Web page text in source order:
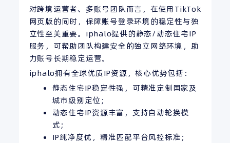
对跨境运营者、多账号团队而言，在使用TikTok
网页版的同时，保障账号登录环境的稳定性与独
立性至关重要。iphalo提供的静态/动态住宅IP
服务，可帮助团队构建安全的独立网络环境，助
力账号长期稳定运营。
iphalo拥有全球优质IP资源，核心优势包括：
静态住宅IP稳定性强，可精准定制国家及
城市级别定位；
动态住宅IP资源丰富，支持自动轮换模
式；
IP纯净度优，精准匹配平台风控标准；